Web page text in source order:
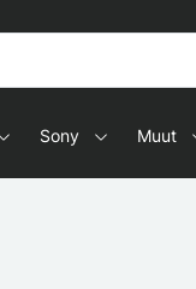
Sony Muut